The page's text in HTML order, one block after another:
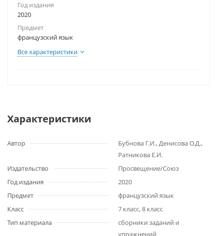
Год издания
2020
Предмет
французский язык
Все характеристики
Характеристики
Автор
Бубнова Г.И., Денисова О.Д.,
Ратникова Е.И.
Издательство
Просвещение/Союз
Год издания
2020
Предмет
французский язык
Класс
7 класс, 8 класс
Тип материала
сборники заданий и
упражнений